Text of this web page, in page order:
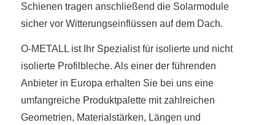
Schienen tragen anschließend die Solarmodule
sicher vor Witterungseinflüssen auf dem Dach.
O-METALL ist Ihr Spezialist für isolierte und nicht
isolierte Profilbleche. Als einer der führenden
Anbieter in Europa erhalten Sie bei uns eine
umfangreiche Produktpalette mit zahlreichen
Geometrien, Materialstärken, Längen und